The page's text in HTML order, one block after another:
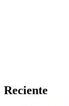
Reciente